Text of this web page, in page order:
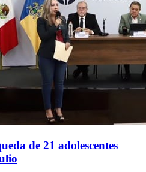
de 21 adolescentes